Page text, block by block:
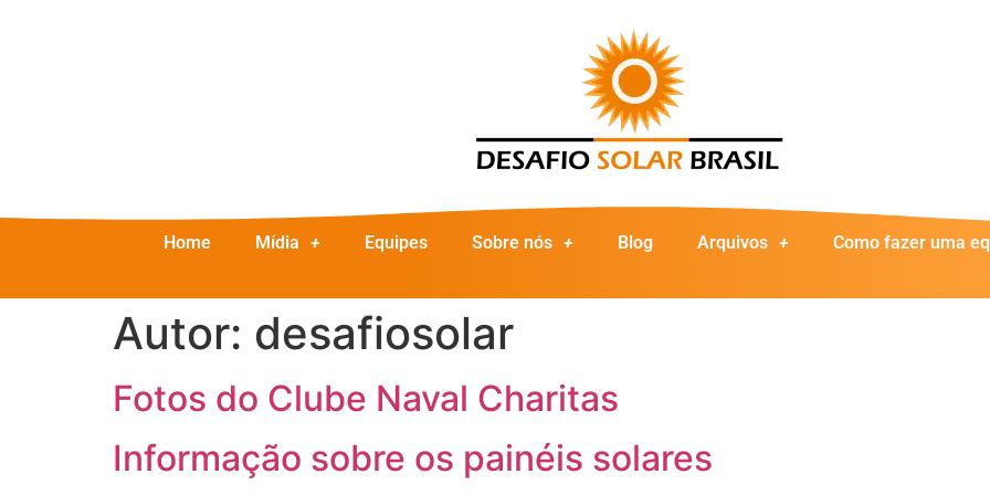
Home Mídia Equipes Sobre nós Blog Arquivos Como fazer uma
Autor: desafiosolar
Fotos do Clube Naval Charitas
Informação sobre os painéis solares